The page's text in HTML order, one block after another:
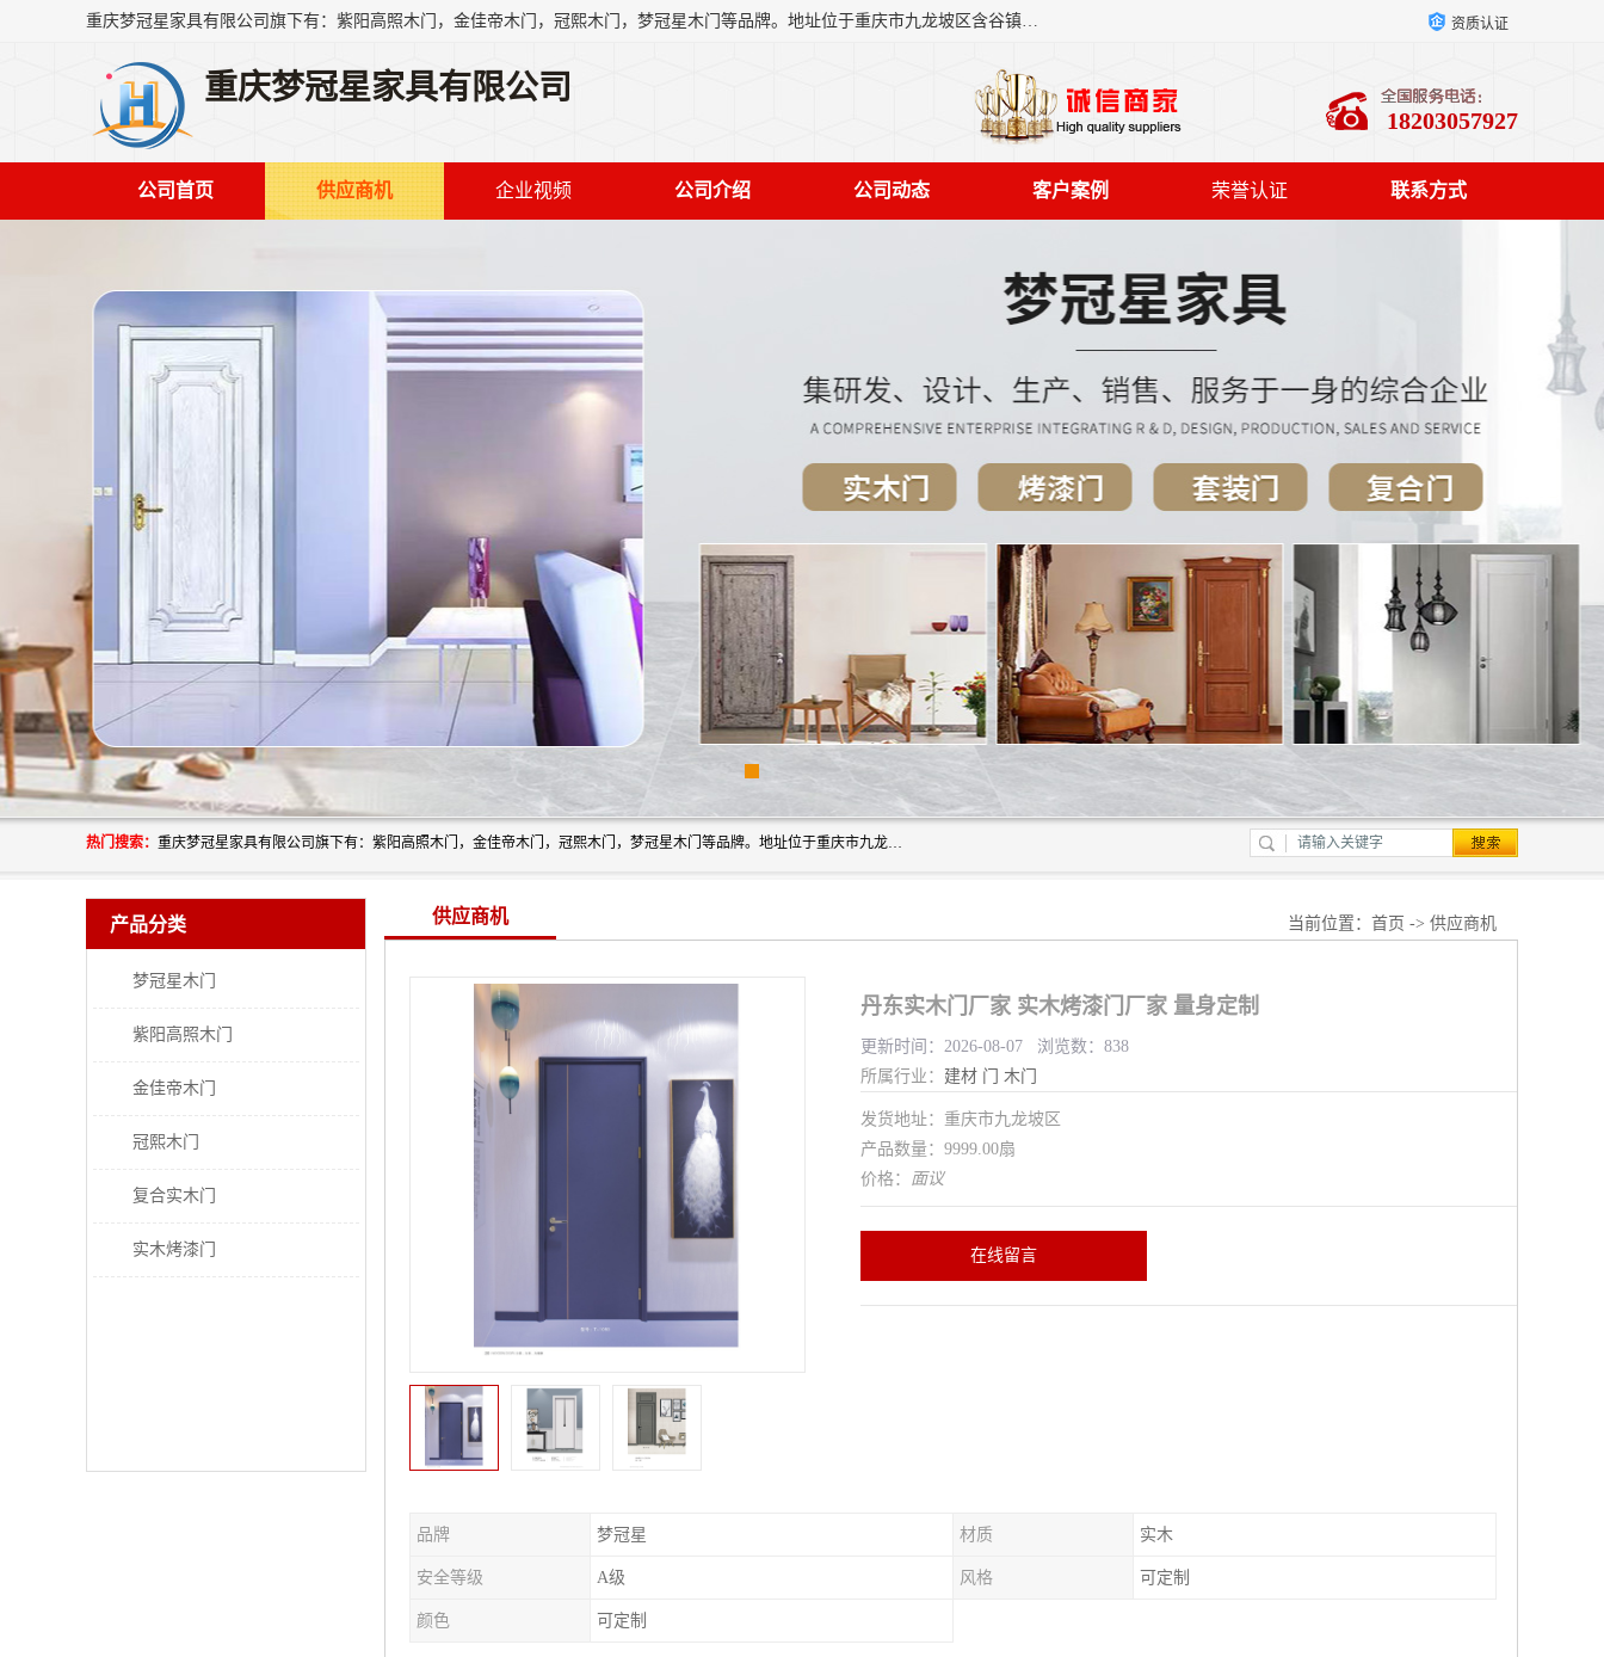
重庆梦冠星家具有限公司旗下有：紫阳高照木门，金佳帝木门，冠熙木门，梦冠星木门等品牌。地址位于重庆市九龙坡区含谷镇崇兴村7社，欢迎新老客户来访。 资质认证
重庆梦冠星家具有限公司
18203057927
公司首页 供应商机 企业视频 公司介绍 公司动态 客户案例 荣誉认证 联系方式
热门搜索： 重庆梦冠星家具有限公司旗下有：紫阳高照木门，金佳帝木门，冠熙木门，梦冠星木门等品牌。地址位于重庆市九龙坡区含谷镇崇兴村7社，欢迎新老客户来访。
产品分类
梦冠星木门
紫阳高照木门
金佳帝木门
冠熙木门
复合实木门
实木烤漆门
供应商机 当前位置： 首页 -> 供应商机
丹东实木门厂家 实木烤漆门厂家 量身定制
更新时间：2026-08-07 浏览数：838
所属行业： 建材 门 木门
发货地址：重庆市九龙坡区
产品数量：9999.00扇
价格： 面议
在线留言
品牌 梦冠星 材质 实木
安全等级 A级 风格 可定制
颜色 可定制